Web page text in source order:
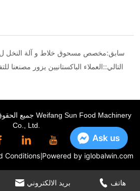
سابق:مخصص مسحوق خلاط و آلة النخل ل
التالي::العملاء الباكستانيين يزور مصنعنا
بريد الالكتروني هاتف
Co., Ltd.
Conditions Powered by iglobalwin.com
Ask us